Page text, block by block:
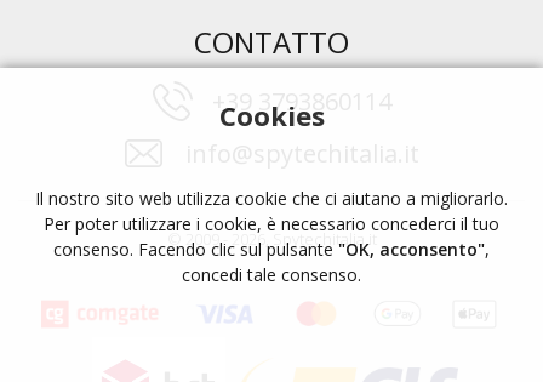
CONTATTO
+39 3793860114
© 2009 - 2026, Spytechitalia.it
Cookies
Il nostro sito web utilizza cookie che ci aiutano a migliorarlo.
Per poter utilizzare i cookie, è necessario concederci il tuo
consenso. Facendo clic sul pulsante "OK, acconsento",
concedi tale consenso.